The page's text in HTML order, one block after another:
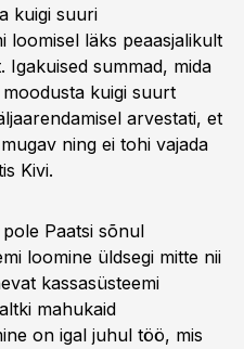
kuigi suuri
loomisel läks peaasjalikult
Igakuised summad, mida
kuigi suurt
arvestati, et
ning ei tohi vajada
Kivi.
Paatsi sõnul
loomine üldsegi mitte nii
kassasüsteemi
mahukaid
on igal juhul töö, mis